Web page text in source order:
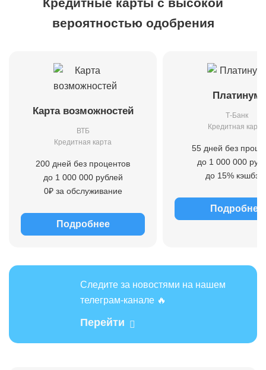
Кредитные карты с высокой
вероятностью одобрения
Карта возможностей
ВТБ
Кредитная карта
200 дней без процентов
до 1 000 000 рублей
0₽ за обслуживание
Подробнее
Платинум
Т-Банк
Кредитная карта
55 дней без
до 1 000 000
до 15%
Подробнее
Следите за новостями на нашем
телеграм-канале 🔥
Перейти